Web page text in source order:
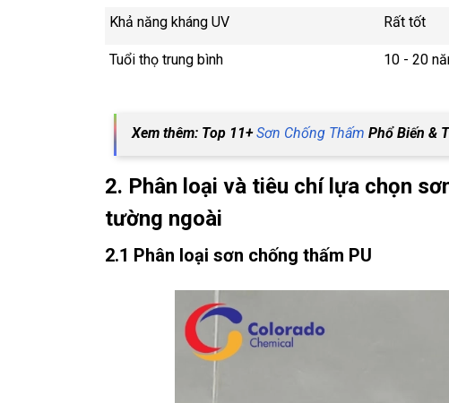
Khả năng kháng UV Rất tốt
Tuổi thọ trung bình 10 - 20
Xem thêm: Top 11+Sơn Chống Thấm Phổ Biến &
2. Phân loại và tiêu chí lựa chọn
tường ngoài
2.1 Phân loại sơn chống thấm PU